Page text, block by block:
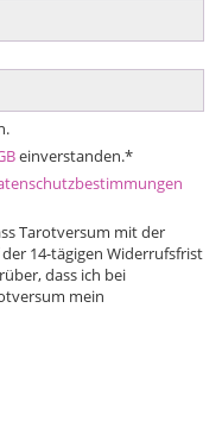
einverstanden.*
Tarotversum mit der
14-tägigen Widerrufsfrist
dass ich bei
mein